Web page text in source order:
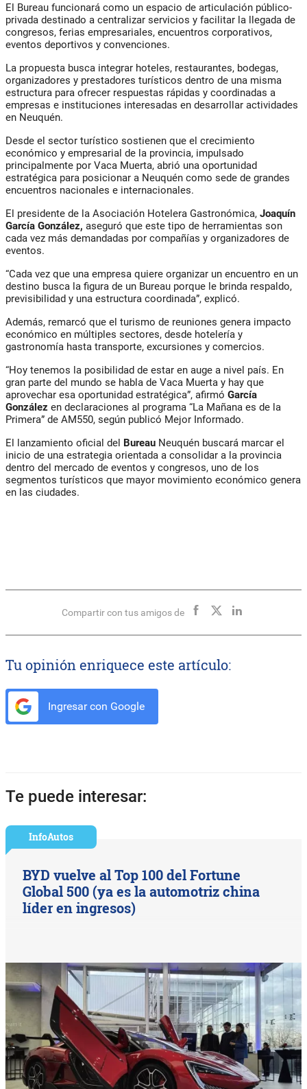
El Bureau funcionará como un espacio de articulación público-
privada destinado a centralizar servicios y facilitar la llegada de
congresos, ferias empresariales, encuentros corporativos,
eventos deportivos y convenciones.
La propuesta busca integrar hoteles, restaurantes, bodegas,
organizadores y prestadores turísticos dentro de una misma
estructura para ofrecer respuestas rápidas y coordinadas a
empresas e instituciones interesadas en desarrollar actividades
en Neuquén.
Desde el sector turístico sostienen que el crecimiento
económico y empresarial de la provincia, impulsado
principalmente por Vaca Muerta, abrió una oportunidad
estratégica para posicionar a Neuquén como sede de grandes
encuentros nacionales e internacionales.
El presidente de la Asociación Hotelera Gastronómica, Joaquín
García González, aseguró que este tipo de herramientas son
cada vez más demandadas por compañías y organizadores de
eventos.
“Cada vez que una empresa quiere organizar un encuentro en un
destino busca la figura de un Bureau porque le brinda respaldo,
previsibilidad y una estructura coordinada”, explicó.
Además, remarcó que el turismo de reuniones genera impacto
económico en múltiples sectores, desde hotelería y
gastronomía hasta transporte, excursiones y comercios.
“Hoy tenemos la posibilidad de estar en auge a nivel país. En
gran parte del mundo se habla de Vaca Muerta y hay que
aprovechar esa oportunidad estratégica”, afirmó García
González en declaraciones al programa “La Mañana es de la
Primera” de AM550, según publicó Mejor Informado.
El lanzamiento oficial del Bureau Neuquén buscará marcar el
inicio de una estrategia orientada a consolidar a la provincia
dentro del mercado de eventos y congresos, uno de los
segmentos turísticos que mayor movimiento económico genera
en las ciudades.
Compartir con tus amigos de
Tu opinión enriquece este artículo:
Ingresar con Google
Te puede interesar:
InfoAutos
BYD vuelve al Top 100 del Fortune
Global 500 (ya es la automotriz china
líder en ingresos)